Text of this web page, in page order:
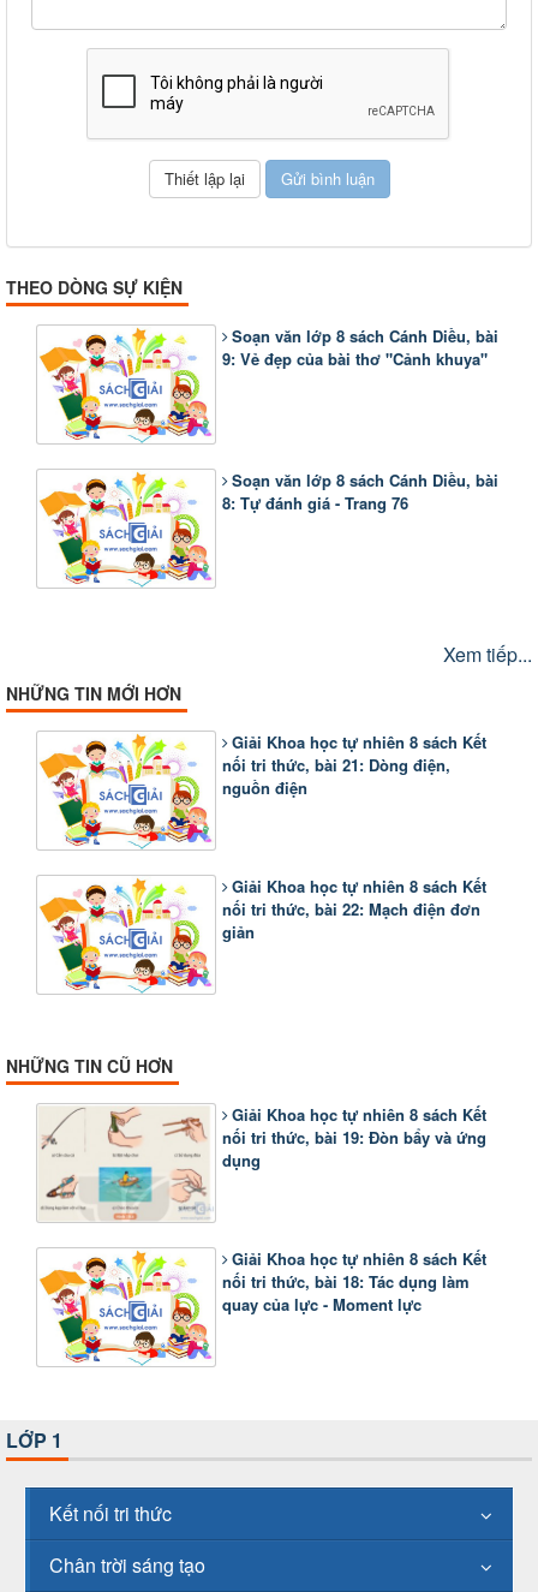
THEO DÒNG SỰ KIỆN
Soạn văn lớp 8 sách Cánh Diều, bài
9: Vẻ đẹp của bài thơ "Cảnh khuya"
Soạn văn lớp 8 sách Cánh Diều, bài
8: Tự đánh giá - Trang 76
Xem tiếp...
NHỮNG TIN MỚI HƠN
Giải Khoa học tự nhiên 8 sách Kết
nối tri thức, bài 21: Dòng điện,
nguồn điện
Giải Khoa học tự nhiên 8 sách Kết
nối tri thức, bài 22: Mạch điện đơn
giản
NHỮNG TIN CŨ HƠN
Giải Khoa học tự nhiên 8 sách Kết
nối tri thức, bài 19: Đòn bẩy và ứng
dụng
Giải Khoa học tự nhiên 8 sách Kết
nối tri thức, bài 18: Tác dụng làm
quay của lực - Moment lực
LỚP 1
Kết nối tri thức
Chân trời sáng tạo